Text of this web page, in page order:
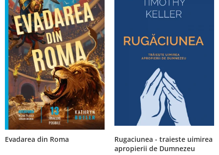
Evadarea din Roma
Rugaciunea - traieste uimirea
apropierii de Dumnezeu